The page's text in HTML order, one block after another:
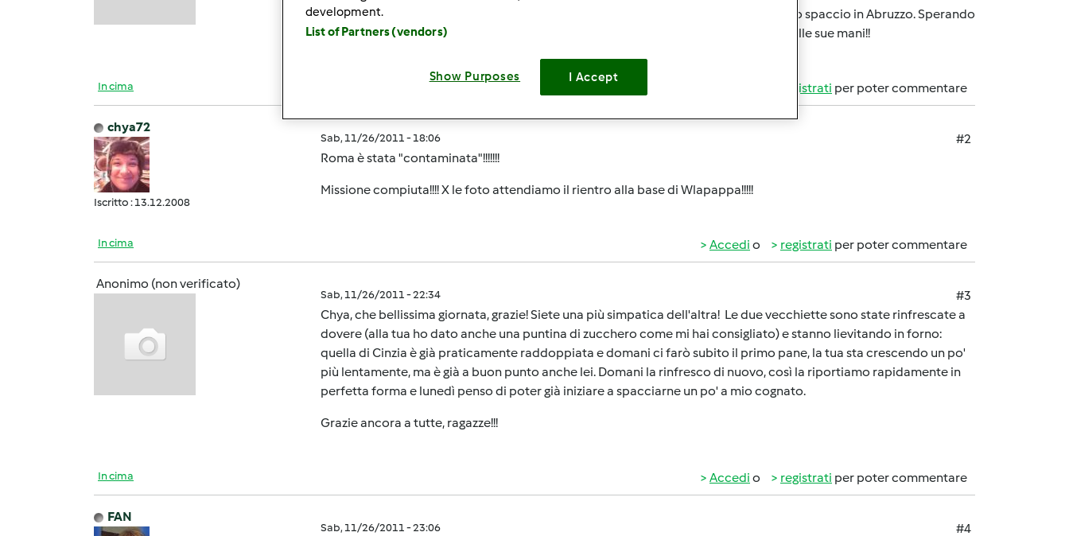
Appena arriva a Roma,fatemi sapere...così mi organizzo con il fratellino e poi inizio lo spaccio in Abruzzo. Sperando
che mio fratello (single) la faccia sopravvivere..nel frattempo che rimarrà da sola nelle sue mani!!
In cima registrati per poter commentare
chya72
Iscritto : 13.12.2008
Sab, 11/26/2011 - 18:06
#2
Roma è stata "contaminata"!!!!!!!
Missione compiuta!!!! X le foto attendiamo il rientro alla base di Wlapappa!!!!!
In cima Accedi o registrati per poter commentare
Anonimo (non verificato)
Sab, 11/26/2011 - 22:34
#3
Chya, che bellissima giornata, grazie! Siete una più simpatica dell'altra! Le due vecchiette sono state rinfrescate a
dovere (alla tua ho dato anche una puntina di zucchero come mi hai consigliato) e stanno lievitando in forno:
quella di Cinzia è già praticamente raddoppiata e domani ci farò subito il primo pane, la tua sta crescendo un po'
più lentamente, ma è già a buon punto anche lei. Domani la rinfresco di nuovo, così la riportiamo rapidamente in
perfetta forma e lunedì penso di poter già iniziare a spacciarne un po' a mio cognato.
Grazie ancora a tutte, ragazze!!!
In cima Accedi o registrati per poter commentare
FAN
Sab, 11/26/2011 - 23:06
#4
development.
List of Partners (vendors)
Show Purposes I Accept